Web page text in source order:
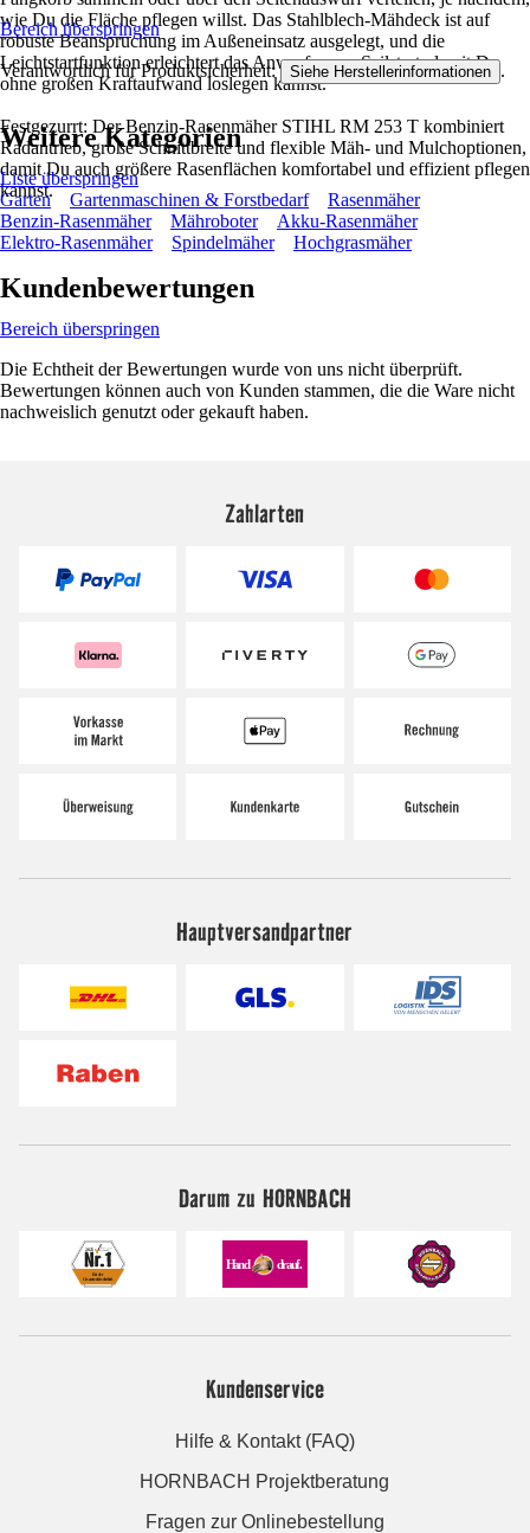
wie Du die Fläche pflegen willst. Das Stahlblech-Mähdeck ist auf
robuste Beanspruchung im Außeneinsatz ausgelegt, und die
Leichtstartfunktion erleichtert das Anwerfen per Seilstart, damit Du
ohne großen Kraftaufwand loslegen kannst.
Festgezurrt: Der Benzin-Rasenmäher STIHL RM 253 T kombiniert
Radantrieb, große Schnittbreite und flexible Mäh- und Mulchoptionen,
damit Du auch größere Rasenflächen komfortabel und effizient pflegen
kannst.
Bereich überspringen
Verantwortlich für Produktsicherheit: Siehe Herstellerinformationen .
Weitere Kategorien
Liste überspringen
Garten
Gartenmaschinen & Forstbedarf
Rasenmäher
Benzin-Rasenmäher
Mähroboter
Akku-Rasenmäher
Elektro-Rasenmäher
Spindelmäher Hochgrasmäher
Kundenbewertungen
Bereich überspringen
Die Echtheit der Bewertungen wurde von uns nicht überprüft.
Bewertungen können auch von Kunden stammen, die die Ware nicht
nachweislich genutzt oder gekauft haben.
Zahlarten
Hauptversandpartner
Darum zu HORNBACH
Kundenservice
Hilfe & Kontakt (FAQ)
HORNBACH Projektberatung
Fragen zur Onlinebestellung